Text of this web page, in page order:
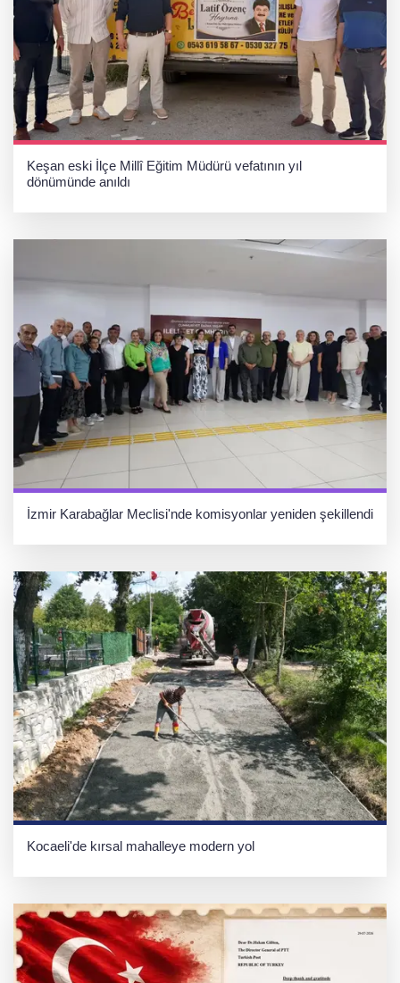
Keşan eski İlçe Millî Eğitim Müdürü vefatının yıl
dönümünde anıldı
İzmir Karabağlar Meclisi'nde komisyonlar yeniden şekillendi
Kocaeli'de kırsal mahalleye modern yol